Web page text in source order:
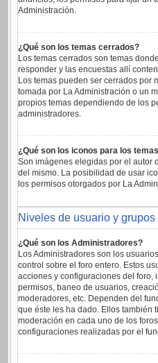
Administración.
¿Qué son los temas cerrados?
Los temas cerrados son temas
responder y las encuestas allí
Los temas pueden ser cerrados por
tomada por La Administración o un
propios temas dependiendo de los
administradores.
¿Qué son los iconos para los
Son imágenes elegidas por el autor
del mismo. La posibilidad de usar
los permisos otorgados por La
Niveles de usuario y grupos
¿Qué son los Administradores?
Los Administradores son los
control sobre el foro entero. Estos
acciones y configuraciones del foro,
permisos, baneo de usuarios,
moderadores, etc. Dependen del
que éste les ha dado. Ellos también
moderación en cada uno de los
configuraciones realizadas por el